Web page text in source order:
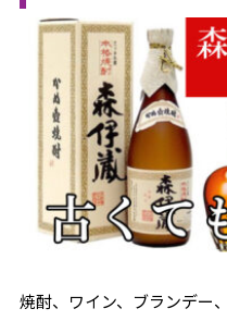
焼酎、ワイン、ブランデー